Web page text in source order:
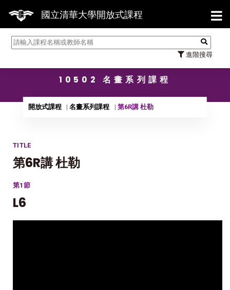
國立清華大學開放式課程
進階搜尋
【
10502 名畫系列課程
開放式課程 名畫系列課程 第6R講 杜勒
TITLE
第6R講 杜勒
第1節
L6